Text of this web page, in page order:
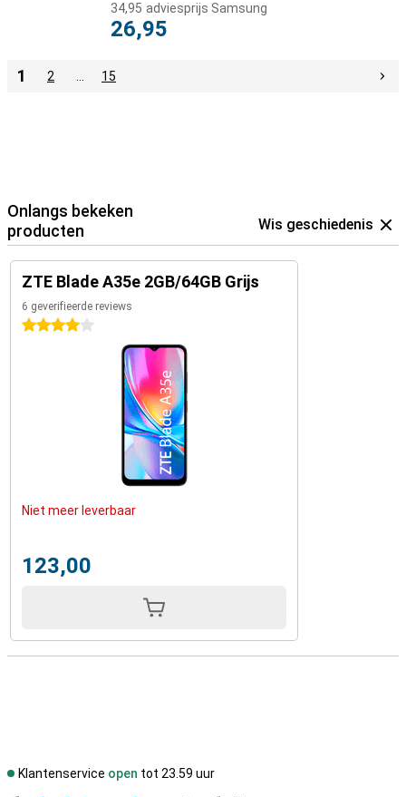
34,95 adviesprijs Samsung
26,95
1 2 15
Onlangs bekeken
producten
Wis geschiedenis
ZTE Blade A35e 2GB/64GB Grijs
6 geverifieerde reviews
4 sterren
Niet meer leverbaar
123,00
Klantenservice open tot 23.59 uur